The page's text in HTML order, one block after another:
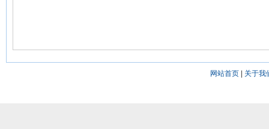
网站首页| 关于我